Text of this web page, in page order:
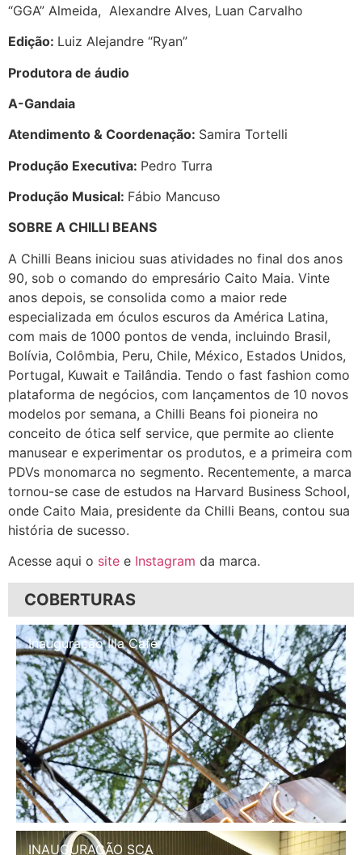
“GGA” Almeida, Alexandre Alves, Luan Carvalho
Edição: Luiz Alejandre “Ryan”
Produtora de áudio
A-Gandaia
Atendimento & Coordenação: Samira Tortelli
Produção Executiva: Pedro Turra
Produção Musical: Fábio Mancuso
SOBRE A CHILLI BEANS
A Chilli Beans iniciou suas atividades no final dos anos
90, sob o comando do empresário Caito Maia. Vinte
anos depois, se consolida como a maior rede
especializada em óculos escuros da América Latina,
com mais de 1000 pontos de venda, incluindo Brasil,
Bolívia, Colômbia, Peru, Chile, México, Estados Unidos,
Portugal, Kuwait e Tailândia. Tendo o fast fashion como
plataforma de negócios, com lançamentos de 10 novos
modelos por semana, a Chilli Beans foi pioneira no
conceito de ótica self service, que permite ao cliente
manusear e experimentar os produtos, e a primeira com
PDVs monomarca no segmento. Recentemente, a marca
tornou-se case de estudos na Harvard Business School,
onde Caito Maia, presidente da Chilli Beans, contou sua
história de sucesso.
Acesse aqui o site e Instagram da marca.
COBERTURAS
Inauguração Illa Café
INAUGURAÇÃO SCA